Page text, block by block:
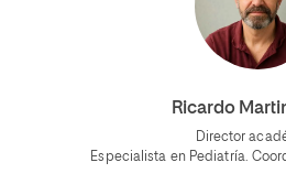
Ricardo
Director
Especialista en Pediatría.